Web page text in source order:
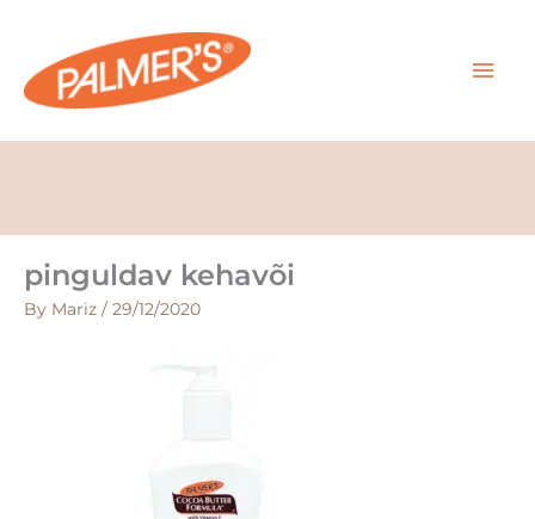
content
pinguldav kehavõi
By Mariz / 29/12/2020